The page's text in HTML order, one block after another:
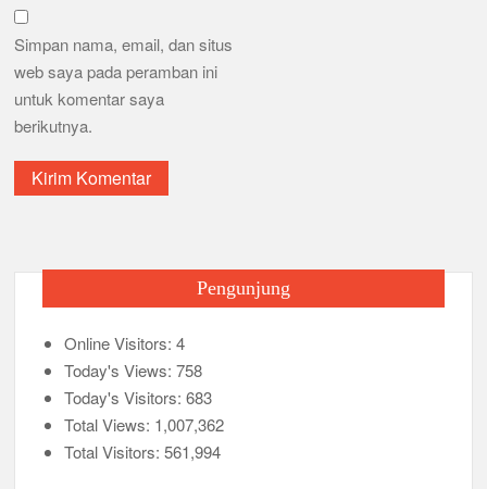
Simpan nama, email, dan situs
web saya pada peramban ini
untuk komentar saya
berikutnya.
Pengunjung
Online Visitors:4
Today's Views:758
Today's Visitors:683
Total Views: 1,007,362
Total Visitors:561,994